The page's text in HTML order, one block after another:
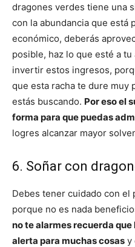
dragones verdes tiene una
con la abundancia que está
económico, deberás
posible, haz lo que esté a
invertir estos ingresos,
que esta racha te dure muy
estás buscando. Por eso el
forma para que puedas
logres alcanzar mayor
6. Soñar con
Debes tener cuidado con el
porque no es nada
no te alarmes recuerda que
alerta para muchas cosas y